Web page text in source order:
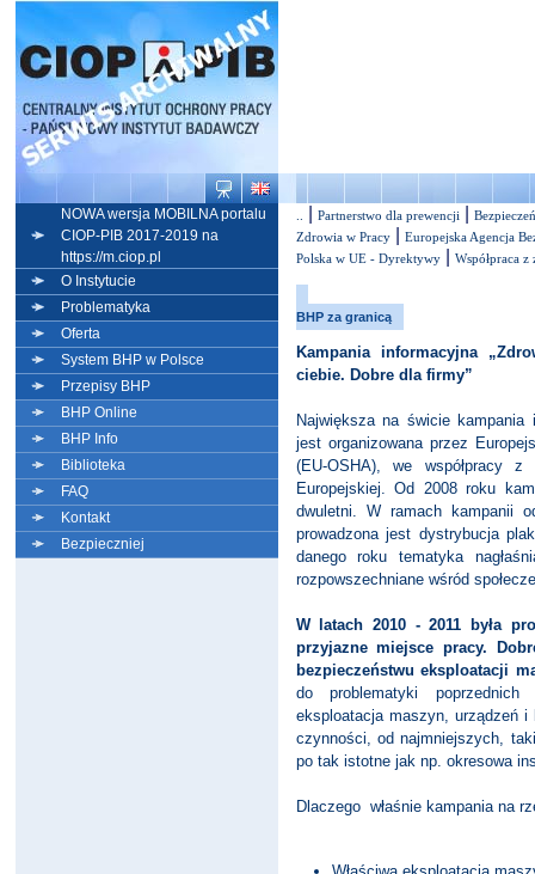
NOWA wersja MOBILNA portalu
CIOP-PIB 2017-2019 na
https://m.ciop.pl
O Instytucie
Problematyka
Oferta
System BHP w Polsce
Przepisy BHP
BHP Online
BHP Info
Biblioteka
FAQ
Kontakt
Bezpieczniej
Partnerstwo dla prewencji
Zdrowia w Pracy|
Europejska Agencja
Polska w UE - Dyrektywy| Współpraca z
BHP za granicą
Kampania informacyjna
ciebie. Dobre dla firmy”
Największa na świcie kampania
jest organizowana przez
(EU-OSHA), we współpracy
Europejskiej. Od 2008 roku
dwuletni. W ramach kampanii
prowadzona jest dystrybucja
danego roku tematyka
rozpowszechniane wśród
W latach 2010 - 2011 była
przyjazne miejsce pracy.
bezpieczeństwu eksploatacji
do problematyki
eksploatacja maszyn, urządzeń
czynności, od najmniejszych,
po tak istotne jak np. okresowa
Dlaczego właśnie kampania na